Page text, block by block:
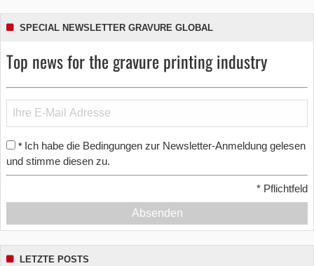
SPECIAL NEWSLETTER GRAVURE GLOBAL
Top news for the gravure printing industry
* Ich habe die Bedingungen zur Newsletter-Anmeldung gelesen
und stimme diesen zu.
* Pflichtfeld
Absenden
LETZTE POSTS